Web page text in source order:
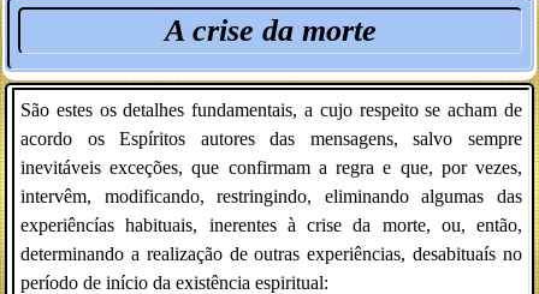
A crise da morte
São estes os detalhes fundamentais, a cujo respeito se acham de
acordo os Espíritos autores das mensagens, salvo sempre
inevitáveis exceções, que confirmam a regra e que, por vezes,
intervêm, modificando, restringindo, eliminando algumas das
experiêncías habituais, inerentes à crise da morte, ou, então,
determinando a realização de outras experiências, desabituaís no
período de início da existência espiritual: